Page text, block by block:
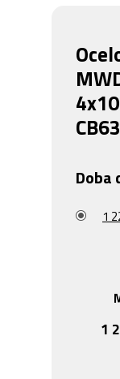
Doba
1
1